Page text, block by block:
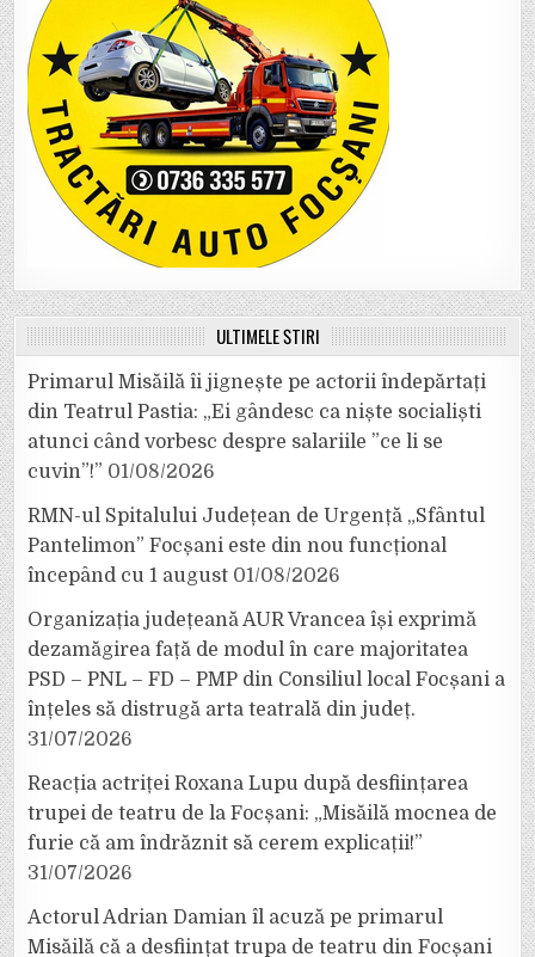
ULTIMELE ȘTIRI
Primarul Misăilă îi jignește pe actorii îndepărtați
din Teatrul Pastia: „Ei gândesc ca niște socialiști
atunci când vorbesc despre salariile ”ce li se
cuvin”!” 01/08/2026
RMN-ul Spitalului Județean de Urgență „Sfântul
Pantelimon” Focșani este din nou funcțional
începând cu 1 august 01/08/2026
Organizația județeană AUR Vrancea își exprimă
dezamăgirea față de modul în care majoritatea
PSD – PNL – FD – PMP din Consiliul local Focșani a
înțeles să distrugă arta teatrală din județ.
31/07/2026
Reacția actriței Roxana Lupu după desființarea
trupei de teatru de la Focșani: „Misăilă mocnea de
furie că am îndrăznit să cerem explicații!”
31/07/2026
Actorul Adrian Damian îl acuză pe primarul
Misăilă că a desființat trupa de teatru din Focșani